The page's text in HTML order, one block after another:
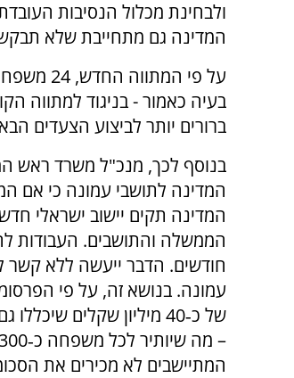
המדינה גם מתחייבת שלא
ברורים יותר לביצוע הצעדים
בנוסף לכך, מנכ"ל משרד ראש
המדינה לתושבי עמונה כי אם
המדינה תקים יישוב ישראלי
הממשלה והתושבים. העבודות
חודשים. הדבר ייעשה ללא קשר
עמונה. בנושא זה, על פי
של כ‑40 מיליון שקלים
המתיישבים לא מכירים את